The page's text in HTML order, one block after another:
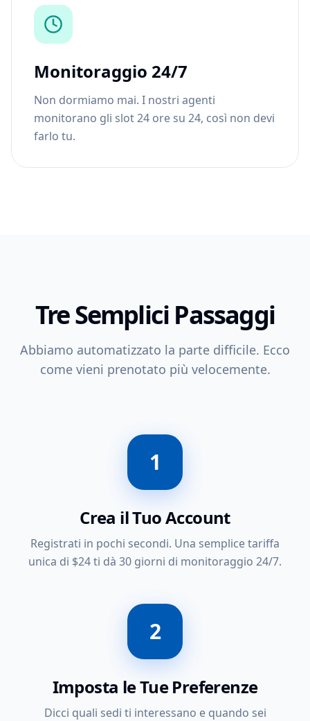
Monitoraggio 24/7
Non dormiamo mai. I nostri agenti
monitorano gli slot 24 ore su 24, così non devi
farlo tu.
Tre Semplici Passaggi
Abbiamo automatizzato la parte difficile. Ecco
come vieni prenotato più velocemente.
1
Crea il Tuo Account
Registrati in pochi secondi. Una semplice tariffa
unica di $24 ti dà 30 giorni di monitoraggio 24/7.
2
Imposta le Tue Preferenze
Dicci quali sedi ti interessano e quando sei